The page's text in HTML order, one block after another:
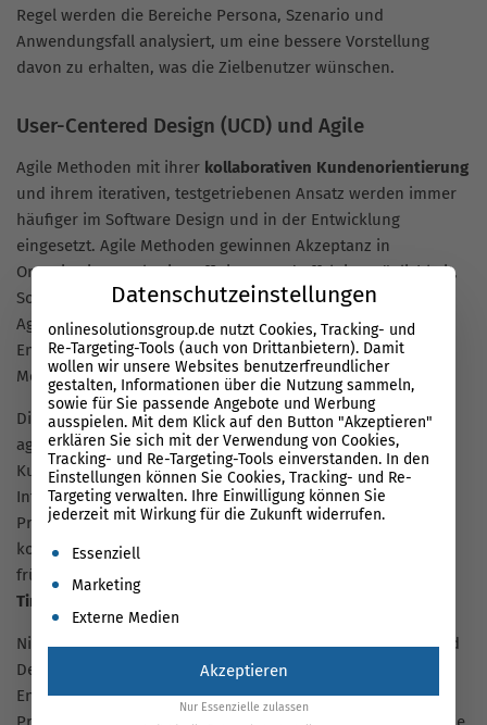
Regel werden die Bereiche Persona, Szenario und
Anwendungsfall analysiert, um eine bessere Vorstellung
davon zu erhalten, was die Zielbenutzer wünschen.
User-Centered Design (UCD) und Agile
Agile Methoden mit ihrer kollaborativen Kundenorientierung
und ihrem iterativen, testgetriebenen Ansatz werden immer
häufiger im Software Design und in der Entwicklung
eingesetzt. Agile Methoden gewinnen Akzeptanz in
Organisationen als eine effiziente und effektive Möglichkeit,
Software-Produkte zu entwickeln. UCD passt sehr gut zu
Agile. UCD passt aber auch zu anderen
Entwicklungsmethoden einschließlich der Wasserfall-
Methode.
Die Vorteile, die sich aus der Einbeziehung von UCD in eine
agile Methodik ergeben, sind eine Fokussierung auf den
Kunden und eine Erhöhung der Transparenz für alle
Interessengruppen. Die iterative Entwicklung reduziert das
Projektrisiko durch regelmäßige Rückmeldungen, fördert
kontinuierliche Verbesserungen und ermöglicht eine
frühzeitige Realisierung von Geschäftsvorteilen und des
Time-to-Market
Nicht zuletzt ermöglicht die Kombination aus User-Centered
Design (UCD) und Agile eine deutliche Reduzierung der
Entwicklungskosten, eine signifikante Steigerung der
Datenschutzeinstellungen
onlinesolutionsgroup.de nutzt Cookies, Tracking- und
Re-Targeting-Tools (auch von Drittanbietern). Damit
wollen wir unsere Websites benutzerfreundlicher
gestalten, Informationen über die Nutzung sammeln,
sowie für Sie passende Angebote und Werbung
ausspielen. Mit dem Klick auf den Button "Akzeptieren"
erklären Sie sich mit der Verwendung von Cookies,
Tracking- und Re-Targeting-Tools einverstanden. In den
Einstellungen können Sie Cookies, Tracking- und Re-
Targeting verwalten. Ihre Einwilligung können Sie
jederzeit mit Wirkung für die Zukunft widerrufen.
Es folgt eine Liste der Service-Gruppen, für die eine
Essenziell
Marketing
Externe Medien
Akzeptieren
Nur Essenzielle zulassen